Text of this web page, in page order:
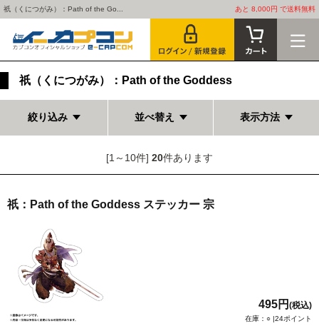
祇（くにつがみ）：Path of the Go... あと 8,000円 で送料無料
祇（くにつがみ）：Path of the Goddess
絞り込み 並べ替え 表示方法
[1～10件] 20件あります
祇：Path of the Goddess ステッカー 宗
495円 (税込)
在庫：○ |24ポイント